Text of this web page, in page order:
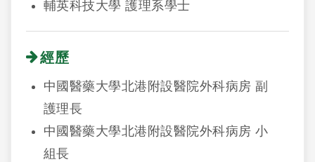
輔英科技大學 護理系學士
經歷
中國醫藥大學北港附設醫院外科病房 副
護理長
中國醫藥大學北港附設醫院外科病房 小
組長